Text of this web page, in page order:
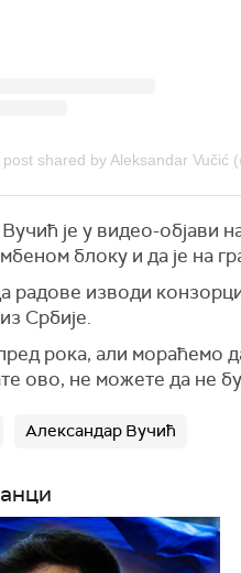
post shared by Aleksandar Vučić
је у видео-објави
блоку и да је на
радове изводи
Србије.
рока, али мораћемо
ово, не можете да не
Александар Вучић